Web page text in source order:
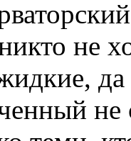
не
не